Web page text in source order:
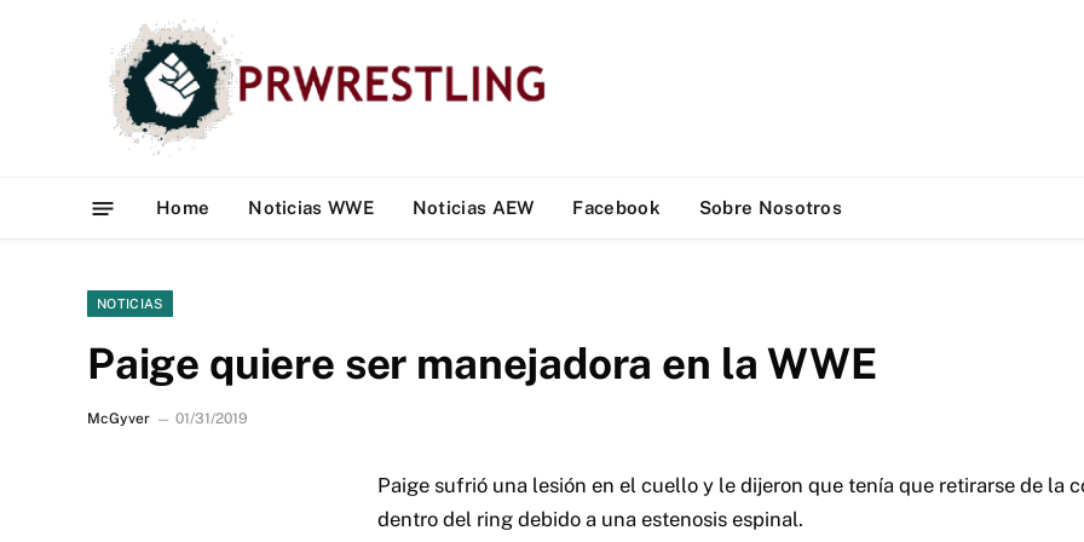
Home Noticias WWE Noticias AEW Facebook Sobre Nosotros
NOTICIAS
Paige quiere ser manejadora en la WWE
McGyver 01/31/2019
Paige sufrió una lesión en el cuello y le dijeron que tenía que retirarse de la
dentro del ring debido a una estenosis espinal.